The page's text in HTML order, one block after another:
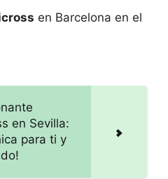
en Barcelona en el
en Sevilla:
para ti y